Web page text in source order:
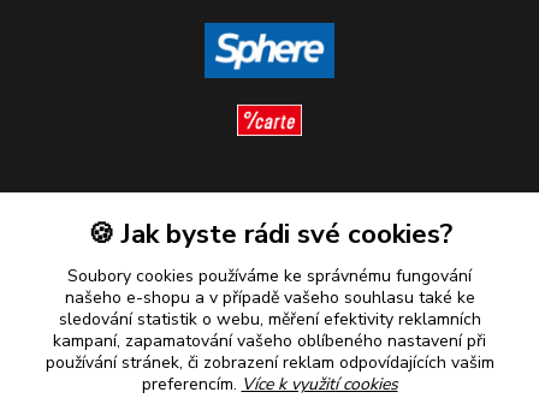
Plaťte u nás bezpečně
🍪 Jak byste rádi své cookies?
Soubory cookies používáme ke správnému fungování
našeho e-shopu a v případě vašeho souhlasu také ke
sledování statistik o webu, měření efektivity reklamních
kampaní, zapamatování vašeho oblíbeného nastavení při
používání stránek, či zobrazení reklam odpovídajících vašim
preferencím. Více k využití cookies